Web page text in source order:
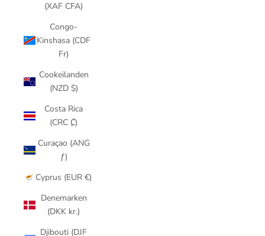
(XAF CFA)
Congo-
Kinshasa (CDF
Fr)
Cookeilanden
(NZD $)
Costa Rica
(CRC ₡)
Curaçao (ANG
ƒ)
Cyprus (EUR €)
Denemarken
(DKK kr.)
Djibouti (DJF